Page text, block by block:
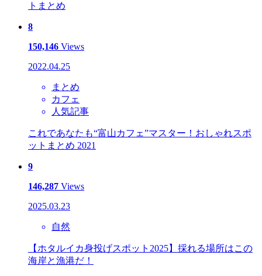
トまとめ
8
150,146 Views
2022.04.25
まとめ
カフェ
人気記事
これであなたも“富山カフェ”マスター！おしゃれスポ
ットまとめ 2021
9
146,287 Views
2025.03.23
自然
【ホタルイカ身投げスポット2025】採れる場所はこの
海岸と漁港だ！